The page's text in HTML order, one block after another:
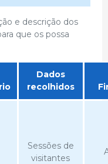
e descrição dos
que os possa
Dados
recolhidos
Sessões de
visitantes